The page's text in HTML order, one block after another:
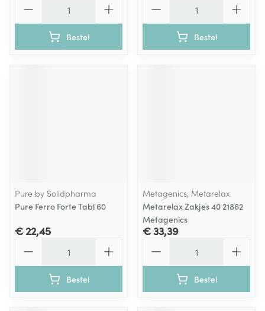
Bestel Bestel
Pure by Solidpharma
Pure Ferro Forte Tabl 60
€ 22,45
Bestel
Metagenics, Metarelax
Metarelax Zakjes 40 21862
Metagenics
€ 33,39
Bestel